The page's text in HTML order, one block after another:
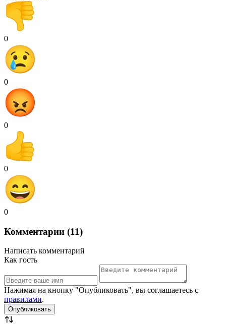
0
0
0
0
0
Комментарии (11)
Написать комментарий
Как гость
Нажимая на кнопку "Опубликовать", вы соглашаетесь с
правилами.